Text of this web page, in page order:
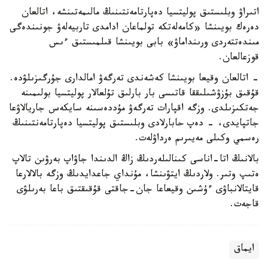
اتىراۋ وبلىستىق پوليتسيا دەپارتامەنتىنىڭ مالىمەتىنشە، اتالعان
دەرەك بويىنشا «كامەلەتكە تولماعان ادامدى تاربيەلەۋ جونىندەگى
مىندەتتەردى ورىنداماۋ» بابى بويىنشا قىلمىستىق ءىس
قوزعالعان.
- اتالعان وقيعا بويىنشا كەشەندى تەرگەۋ امالدارى جۇرگىزىلۋدە.
قۇقىق بۇزۋشىلىققا قاتىسى بار بارلىق تۇلعالار پوليتسيا بولىمىنە
جەتكىزىلدى. وزگە اقپارات تەرگەۋ مۇددەسىنە سايكەس جاريالاۋعا
جاتپايدى، - دەپ حابارلادى وبلىستىق پوليتسيا دەپارتامەنتىنىڭ
رەسمي وكىلى مەيىرىم ەرداۋلەت.
بالانىڭ اتا-اناسى كىنالىلەردىڭ زاڭ الدىندا جاۋاپ بەرۋىن تالاپ
ەتىپ وتىر. ولاردىڭ ايتۋىنشا، مۇنداي جاعدايدىڭ وزگە بالالارعا
قايتالانباۋى ءۇشىن وقيعاعا جان-جاقتى قۇقىقتىق باعا بەرىلۋى
قاجەت.
ايماق